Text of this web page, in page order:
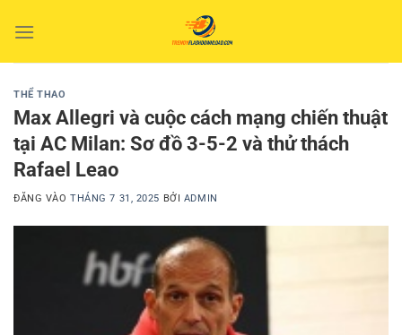
qua
THỂ THAO
Max Allegri và cuộc cách mạng chiến thuật
tại AC Milan: Sơ đồ 3-5-2 và thử thách
Rafael Leao
ĐĂNG VÀOTHÁNG 7 31, 2025 BỞI ADMIN